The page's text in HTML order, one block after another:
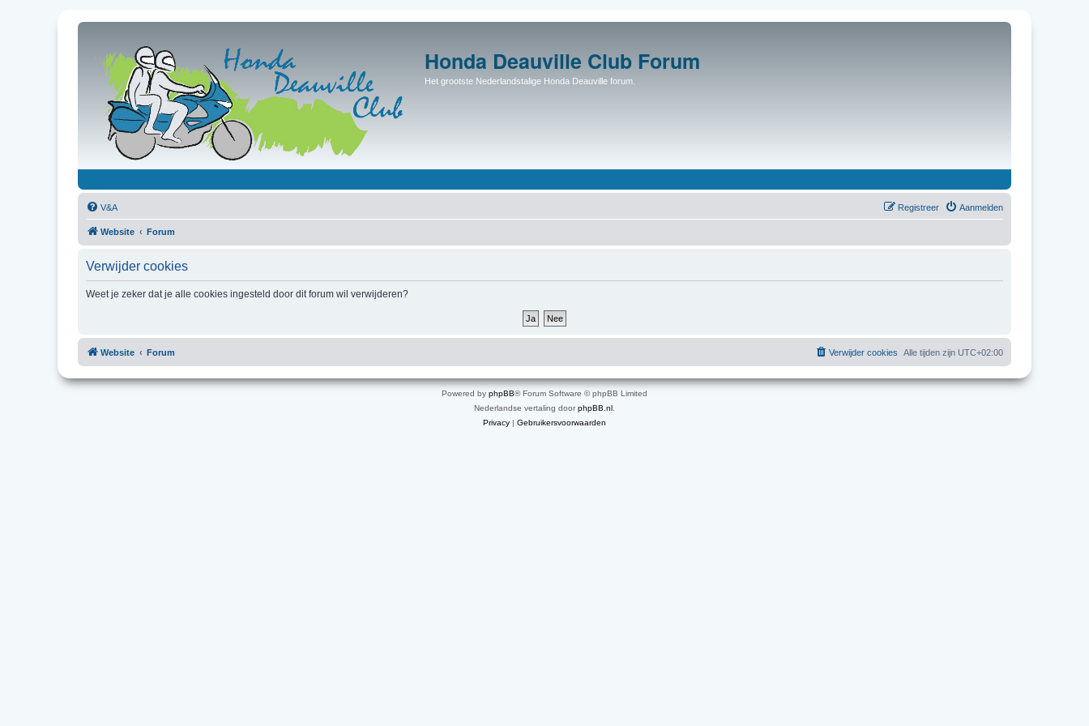
Honda Deauville Club Forum
Het grootste Nederlandstalige Honda Deauville forum.
V&A Aanmelden
Registreer
Website Forum
Verwijder cookies
Weet je zeker dat je alle cookies ingesteld door dit forum wil verwijderen?
Website Forum Alle tijden zijn UTC+02:00
Verwijder cookies
Powered by phpBB® Forum Software © phpBB Limited
Nederlandse vertaling doorphpBB.nl
Privacy | Gebruikersvoorwaarden